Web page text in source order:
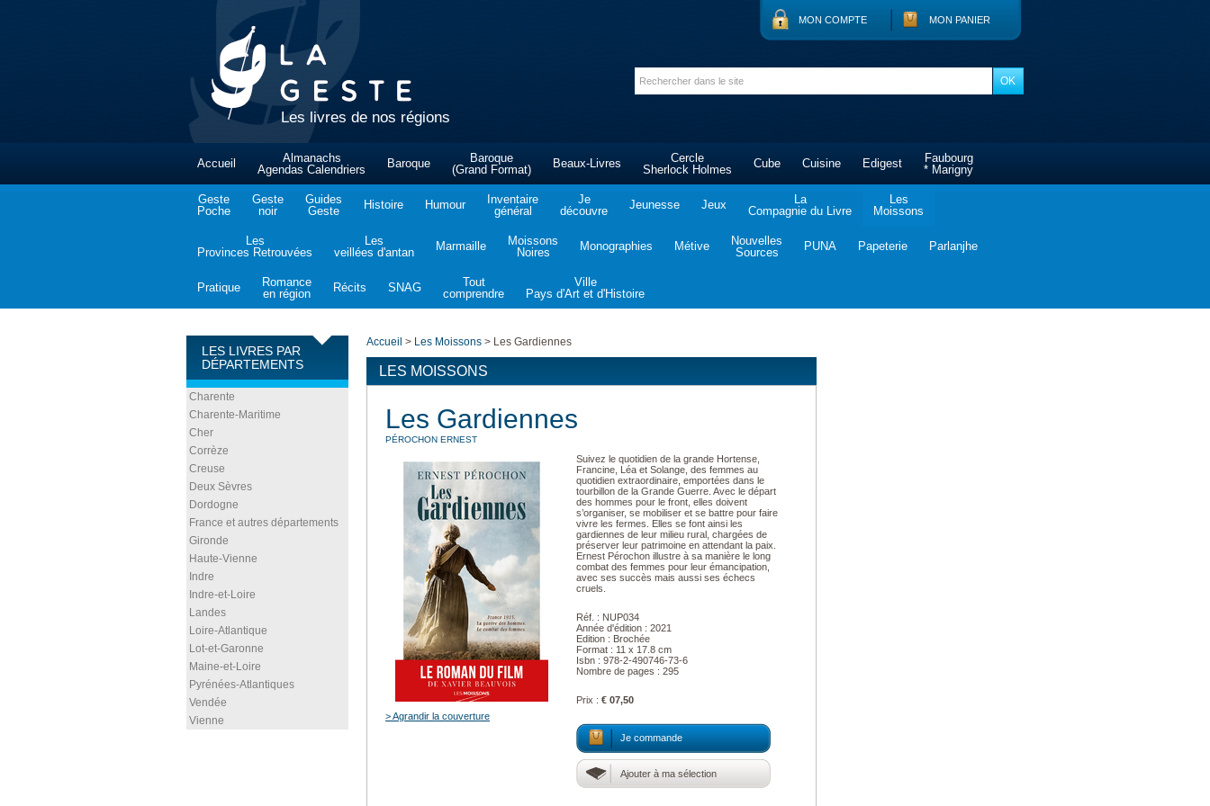
Les livres de nos régions
MON COMPTE MON PANIER
Accueil
Almanachs
Agendas Calendriers
Baroque
Baroque
(Grand Format)
Beaux-Livres
Cercle
Sherlock Holmes
Cube Cuisine Edigest
Faubourg
* Marigny
Geste
Poche
Geste
noir
Guides
Geste
Histoire Humour
Inventaire
général
Je
découvre
Jeunesse Jeux
La
Compagnie du Livre
Les
Moissons
Les
Provinces Retrouvées
Les
veillées d'antan
Marmaille
Moissons
Noires
Monographies Métive
Nouvelles
Sources
PUNA Papeterie Parlanjhe
Pratique
Romance
en région
Récits SNAG
Tout
comprendre
Ville
Pays d'Art et d'Histoire
LES LIVRES PAR
DÉPARTEMENTS
Charente
Charente-Maritime
Cher
Corrèze
Creuse
Deux Sèvres
Dordogne
France et autres départements
Gironde
Haute-Vienne
Indre
Indre-et-Loire
Landes
Loire-Atlantique
Lot-et-Garonne
Maine-et-Loire
Pyrénées-Atlantiques
Vendée
Vienne
Accueil > Les Moissons > Les Gardiennes
LES MOISSONS
Les Gardiennes
PÉROCHON ERNEST
> Agrandir la couverture
Suivez le quotidien de la grande Hortense,
Francine, Léa et Solange, des femmes au
quotidien extraordinaire, emportées dans le
tourbillon de la Grande Guerre. Avec le départ
des hommes pour le front, elles doivent
s’organiser, se mobiliser et se battre pour faire
vivre les fermes. Elles se font ainsi les
gardiennes de leur milieu rural, chargées de
préserver leur patrimoine en attendant la paix.
Ernest Pérochon illustre à sa manière le long
combat des femmes pour leur émancipation,
avec ses succès mais aussi ses échecs
cruels.
Réf. : NUP034
Année d'édition : 2021
Edition : Brochée
Format : 11 x 17.8 cm
Isbn : 978-2-490746-73-6
Nombre de pages : 295
Prix : € 07,50
Je commande
Ajouter à ma sélection